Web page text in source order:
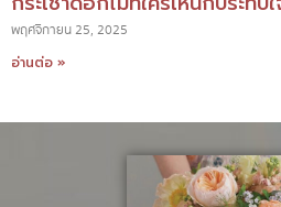
พฤศจิกายน 25, 2025
อ่านต่อ »